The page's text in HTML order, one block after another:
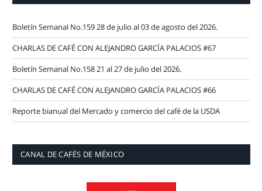
Boletín Semanal No.159 28 de julio al 03 de agosto del 2026.
CHARLAS DE CAFÉ CON ALEJANDRO GARCÍA PALACIOS #67
Boletín Semanal No.158 21 al 27 de julio del 2026.
CHARLAS DE CAFÉ CON ALEJANDRO GARCÍA PALACIOS #66
Reporte bianual del Mercado y comercio del café de la USDA
CANAL DE CAFÉS DE MÉXICO